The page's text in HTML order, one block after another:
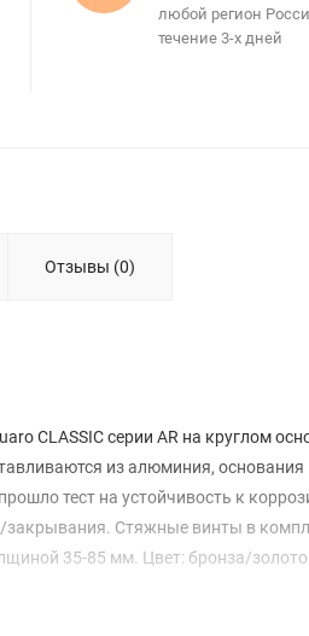
любой регион
течение 3-х дней
Отзывы (0)
CLASSIC серии AR на круглом
из алюминия,
тест на устойчивость к
Стяжные винты в
35-85 мм. Цвет: бронза/